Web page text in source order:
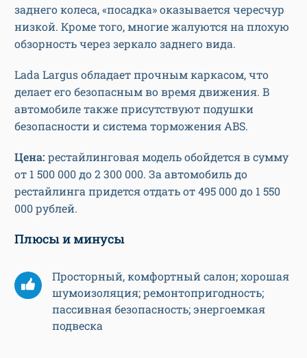
заднего колеса, «посадка» оказывается чересчур
низкой. Кроме того, многие жалуются на плохую
обзорность через зеркало заднего вида.
Lada Largus обладает прочным каркасом, что
делает его безопасным во время движения. В
автомобиле также присутствуют подушки
безопасности и система торможения ABS.
Цена: рестайлинговая модель обойдется в сумму
от 1 500 000 до 2 300 000. За автомобиль до
рестайлинга придется отдать от 495 000 до 1 550
000 рублей.
Плюсы и минусы
Просторный, комфортный салон; хорошая
шумоизоляция; ремонтопригодность;
пассивная безопасность; энергоемкая
подвеска